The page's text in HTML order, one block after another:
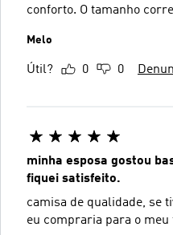
conforto. O tamanho
Melo
Útil? 0 0
minha esposa gostou
fiquei satisfeito.
camisa de qualidade, se
eu compraria para o meu